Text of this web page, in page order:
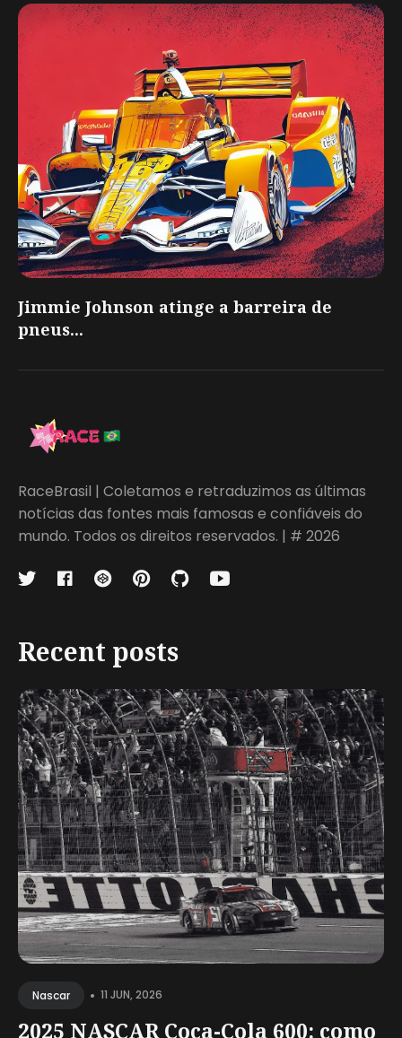
Jimmie Johnson atinge a barreira de
pneus...
RaceBrasil | Coletamos e retraduzimos as últimas
notícias das fontes mais famosas e confiáveis do
mundo. Todos os direitos reservados. | # 2026
Recent posts
Nascar • 11 JUN, 2026
2025 NASCAR Coca-Cola 600: como